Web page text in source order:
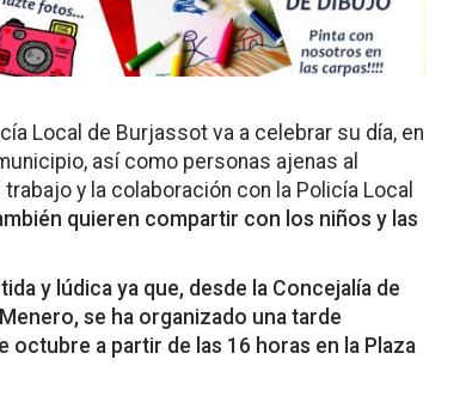
Local de Burjassot va a celebrar su día, en
así como personas ajenas al
y la colaboración con la Policía Local
quieren compartir con los niños y las
y lúdica ya que, desde la Concejalía de
se ha organizado una tarde
octubre a partir de las 16 horas en la Plaza